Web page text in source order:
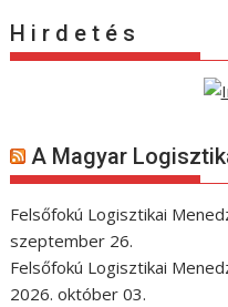
H i r d e t é s
A Magyar
Felsőfokú Logisztikai
szeptember 26.
Felsőfokú Logisztikai
2026. október 03.